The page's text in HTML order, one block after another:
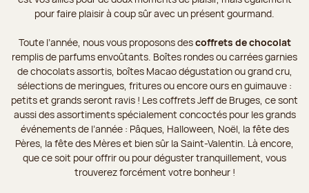
pour faire plaisir à coup sûr avec un présent gourmand.
Toute l’année, nous vous proposons descoffrets de chocolat
remplis de parfums envoûtants. Boîtes rondes ou carrées garnies
de chocolats assortis, boîtes Macao dégustation ou grand cru,
sélections de meringues, fritures ou encore ours en guimauve :
petits et grands seront ravis ! Les coffrets Jeff de Bruges, ce sont
aussi des assortiments spécialement concoctés pour les grands
événements de l’année : Pâques, Halloween, Noël, la fête des
Pères, la fête des Mères et bien sûr la Saint-Valentin. Là encore,
que ce soit pour offrir ou pour déguster tranquillement, vous
trouverez forcément votre bonheur !